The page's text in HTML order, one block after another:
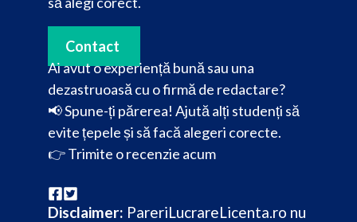
Contact
Ai avut o experiență bună sau una
dezastruoasă cu o firmă de redactare?
📢 Spune-ți părerea! Ajută alți studenți să
evite țepele și să facă alegeri corecte.
👉Trimite o recenzie acum
Disclaimer: PareriLucrareLicenta.ro nu